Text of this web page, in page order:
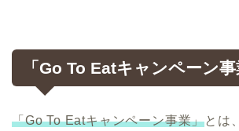
「 Go To Eatキャンペーン事
「Go To Eatキャンペーン事業」とは